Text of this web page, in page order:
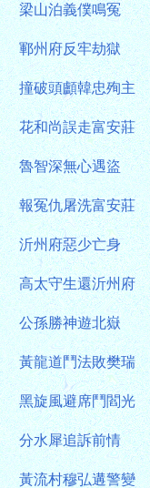
梁山泊義僕鳴冤
鄆州府反牢劫獄
撞破頭顱韓忠殉主
花和尚誤走富安莊
魯智深無心遇盜
報冤仇屠洗富安莊
沂州府惡少亡身
高太守生還沂州府
公孫勝神遊北嶽
黃龍道鬥法敗樊瑞
黑旋風避席鬥閻光
分水犀追訴前情
黃流村穆弘遘警變